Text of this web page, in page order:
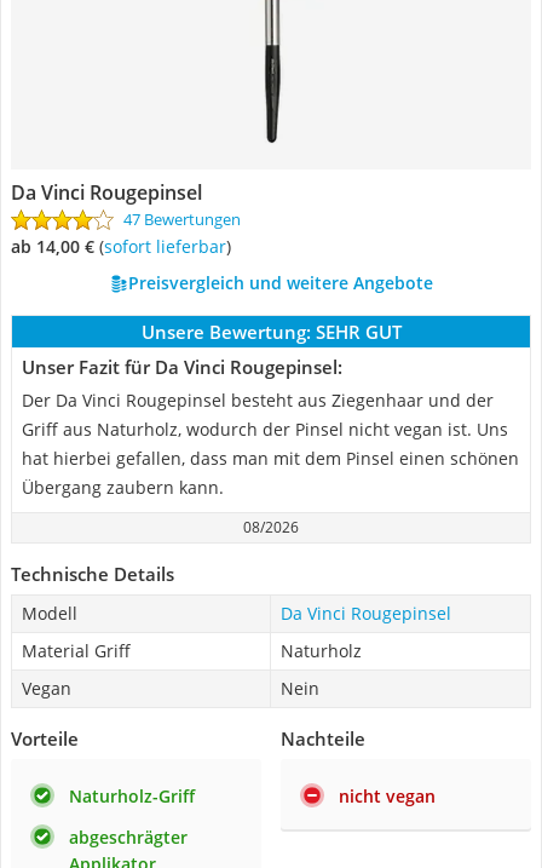
Da Vinci Rougepinsel
47 Bewertungen
ab 14,00 € ( Sofort lieferbar)
Preisvergleich und weitere Angebote
Unsere Bewertung: SEHR GUT
Unser Fazit für Da Vinci Rougepinsel:
Der Da Vinci Rougepinsel besteht aus Ziegenhaar und der
Griff aus Naturholz, wodurch der Pinsel nicht vegan ist. Uns
hat hierbei gefallen, dass man mit dem Pinsel einen schönen
Übergang zaubern kann.
08/2026
Technische Details
Modell
Da Vinci Rougepinsel
Material Griff
Naturholz
Vegan
Nein
Vorteile
Naturholz-Griff
abgeschrägter
Nachteile
nicht vegan